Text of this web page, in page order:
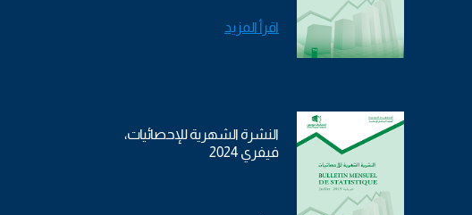
اقرأ المزيد
النشرة الشهرية للإحصائيات،
فيفري 2024